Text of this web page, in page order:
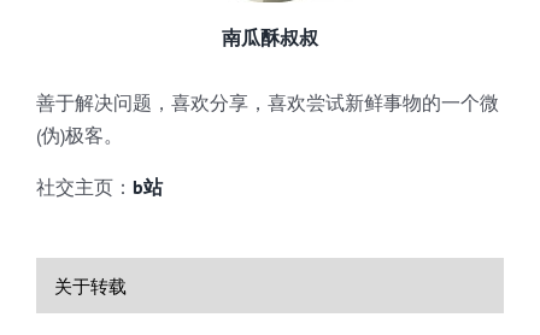
南瓜酥叔叔
善于解决问题，喜欢分享，喜欢尝试新鲜事物的一个微
(伪)极客。
社交主页： b站
关于转载